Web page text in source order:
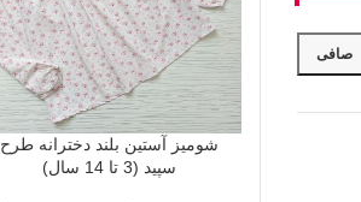
صافی
شومیز آستین بلند دخترانه طرح
سپید (3 تا 14 سال)